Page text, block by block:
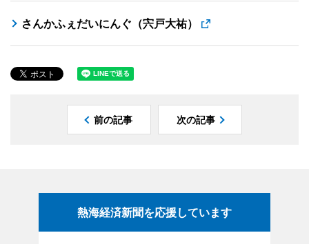
さんかふぇだいにんぐ（宍戸大祐）
前の記事 次の記事
熱海経済新聞を応援しています